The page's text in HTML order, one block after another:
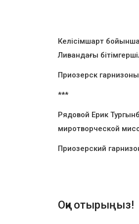
Келісімшарт
Ливандағы
Приозерск гарнизоны
***
Рядовой Ерик
миротворческой
Приозерский
Оқи отырыңыз!